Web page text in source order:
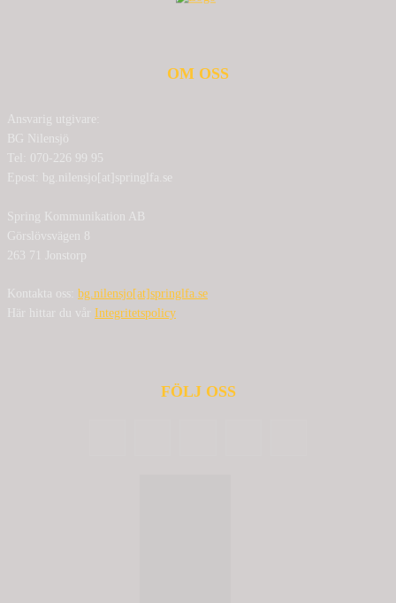
OM OSS
Ansvarig utgivare:
BG Nilensjö
Tel: 070-226 99 95
Epost: bg.nilensjo[at]springlfa.se
Spring Kommunikation AB
Görslövsvägen 8
263 71 Jonstorp
Kontakta oss: bg.nilensjo[at]springlfa.se
Här hittar du vår Integritetspolicy
FÖLJ OSS